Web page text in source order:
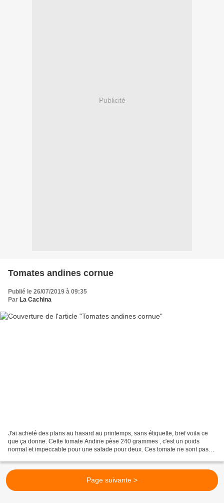
Publicité
Tomates andines cornue
Publié le 26/07/2019 à 09:35
Par La Cachina
J'ai acheté des plans au hasard au printemps, sans étiquette, bref voila ce
que ça donne. Cette tomate Andine pèse 240 grammes , c'est un poids
normal et impeccable pour une salade pour deux. Ces tomate ne sont pas
Page suivante >